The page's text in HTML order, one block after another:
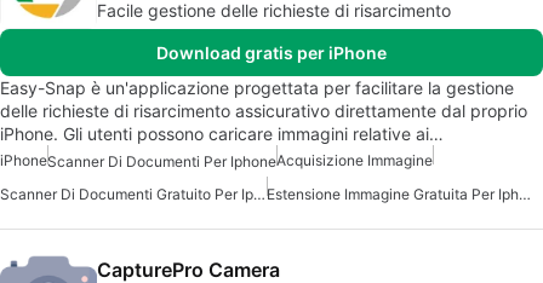
Facile gestione delle richieste di risarcimento
Download gratis per iPhone
Easy-Snap è un'applicazione progettata per facilitare la gestione
delle richieste di risarcimento assicurativo direttamente dal proprio
iPhone. Gli utenti possono caricare immagini relative ai…
iPhoneScanner Di Documenti Per IphoneAcquisizione Immagine
Scanner Di Documenti Gratuito Per Iphone
Estensione Immagine Gratuita Per Iphone
CapturePro Camera